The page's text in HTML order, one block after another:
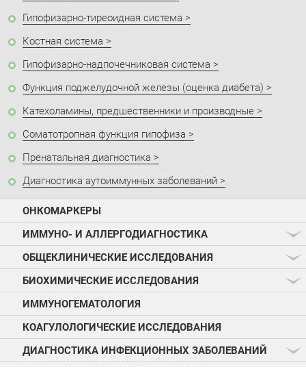
Гипофизарно-тиреоидная система
Костная система
Гипофизарно-надпочечниковая система
Функция поджелудочной железы (оценка диабета)
Катехоламины, предшественники и производные
Соматотропная функция гипофиза
Пренатальная диагностика
Диагностика аутоиммунных заболеваний
ОНКОМАРКЕРЫ
ИММУНО- И АЛЛЕРГОДИАГНОСТИКА
ОБЩЕКЛИНИЧЕСКИЕ ИССЛЕДОВАНИЯ
БИОХИМИЧЕСКИЕ ИССЛЕДОВАНИЯ
ИММУНОГЕМАТОЛОГИЯ
КОАГУЛОЛОГИЧЕСКИЕ ИССЛЕДОВАНИЯ
ДИАГНОСТИКА ИНФЕКЦИОННЫХ ЗАБОЛЕВАНИЙ